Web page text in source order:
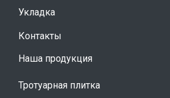
Укладка
Контакты
Наша продукция
Тротуарная плитка